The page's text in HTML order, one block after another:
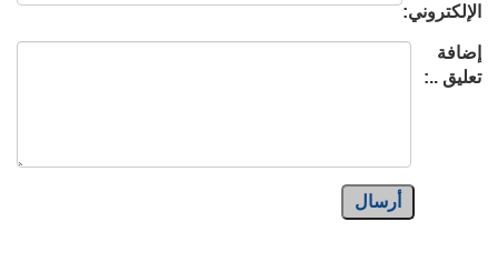
الإلكتروني:
إضافة
تعليق ..:
أرسال